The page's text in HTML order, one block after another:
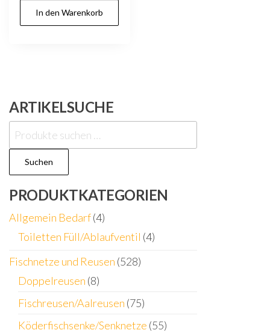
In den Warenkorb
ARTIKELSUCHE
Suchen
nach:
Suchen
PRODUKTKATEGORIEN
Allgemein Bedarf(4)
Toiletten Füll/Ablaufventil (4)
Fischnetze und Reusen (528)
Doppelreusen (8)
Fischreusen/Aalreusen (75)
Köderfischsenke/Senknetze (55)